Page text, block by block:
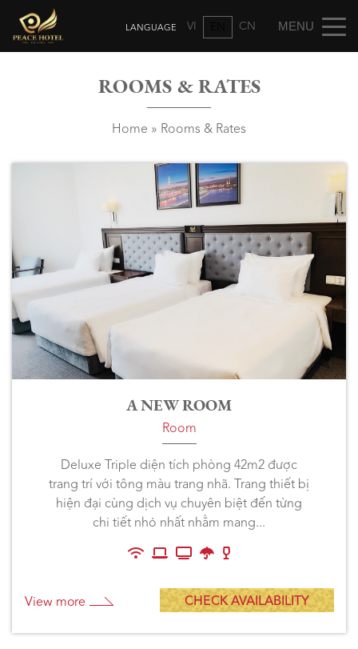
VI CN
ROOMS & RATES
Home » Rooms & Rates
A NEW ROOM
Room
Deluxe Triple diện tích phòng 42m2 được
trang trí với tông màu trang nhã. Trang thiết bị
hiện đại cùng dịch vụ chuyên biệt đến từng
chi tiết nhỏ nhất nhằm mang...
View more CHECK AVAILABILITY